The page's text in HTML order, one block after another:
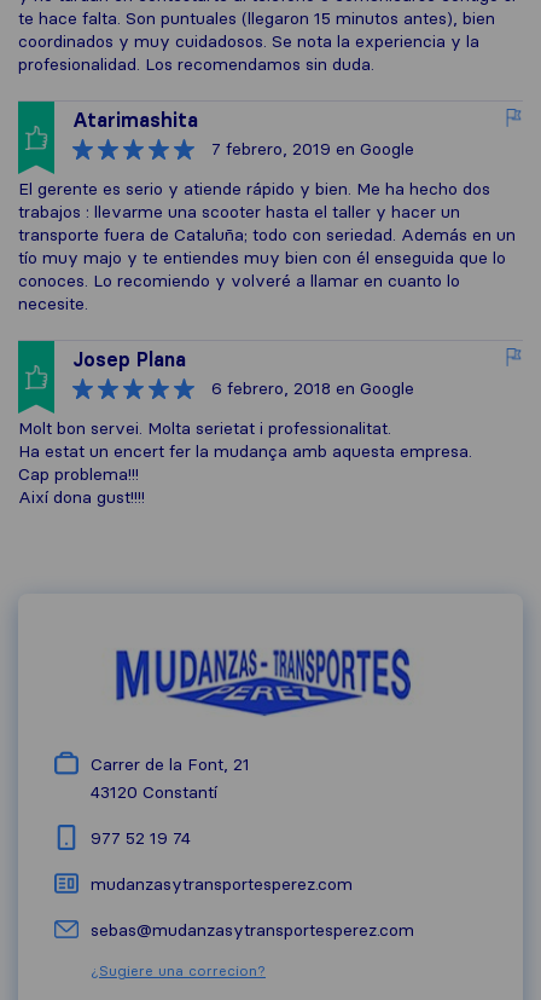
te hace falta. Son puntuales (llegaron 15 minutos antes), bien
coordinados y muy cuidadosos. Se nota la experiencia y la
profesionalidad. Los recomendamos sin duda.
Atarimashita
7 febrero, 2019 en Google
El gerente es serio y atiende rápido y bien. Me ha hecho dos
trabajos : llevarme una scooter hasta el taller y hacer un
transporte fuera de Cataluña; todo con seriedad. Además en un
tío muy majo y te entiendes muy bien con él enseguida que lo
conoces. Lo recomiendo y volveré a llamar en cuanto lo
necesite.
Josep Plana
6 febrero, 2018 en Google
Molt bon servei. Molta serietat i professionalitat.
Ha estat un encert fer la mudança amb aquesta empresa.
Cap problema!!!
Així dona gust!!!!
Carrer de la Font, 21
43120 Constantí
977 52 19 74
mudanzasytransportesperez.com
sebas@mudanzasytransportesperez.com
¿Sugiere una correcion?